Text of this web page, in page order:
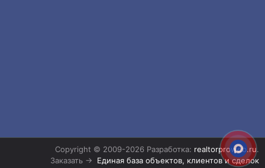
Copyright © 2009-2026 Разработка: realtorproweb.ru.
Заказать → Единая база объектов, клиентов и сделок